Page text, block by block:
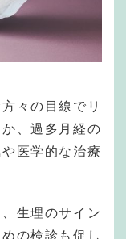
々の目線でリ
、過多月経の
医学的な治療
生理のサイン
の検診も促し